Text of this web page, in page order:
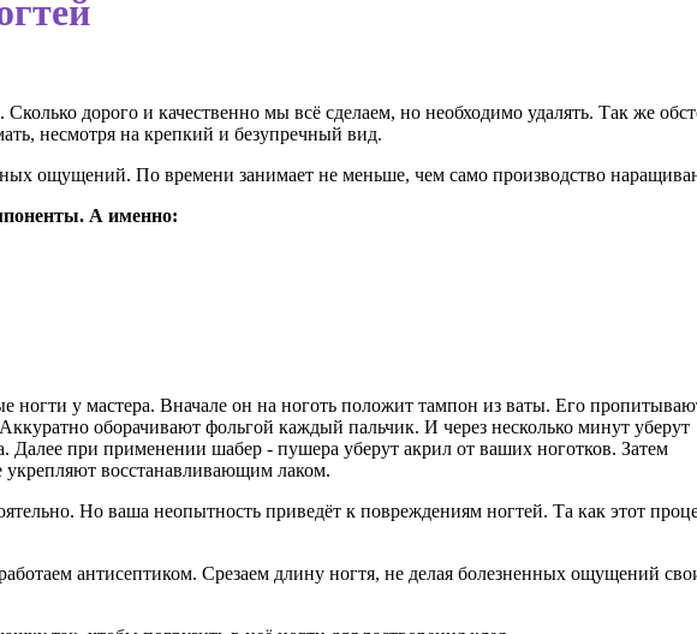
дорого и качественно мы всё сделаем, но необходимо удалять. Так же
несмотря на крепкий и безупречный вид.
ощущений. По времени занимает не меньше, чем само производство
А именно:
ногти у мастера. Вначале он на ноготь положит тампон из ваты. Его
оборачивают фольгой каждый пальчик. И через несколько минут уберут
при применении шабер - пушера уберут акрил от ваших ноготков. Затем
восстанавливающим лаком.
Но ваша неопытность приведёт к повреждениям ногтей. Та как этот
антисептиком. Срезаем длину ногтя, не делая болезненных ощущений